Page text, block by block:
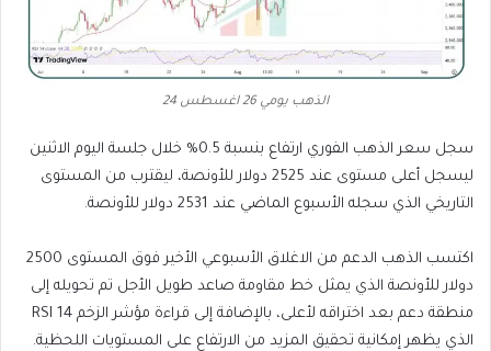
الذهب يومي 26 اغسطس 24
سجل سعر الذهب الفوري ارتفاع بنسبة 0.5% خلال جلسة اليوم الاثنين
ليسجل أعلى مستوى عند 2525 دولار للأونصة، ليقترب من المستوى
التاريخي الذي سجله الأسبوع الماضي عند 2531 دولار للأونصة.
اكتسب الذهب الدعم من الاغلاق الأسبوعي الأخير فوق المستوى 2500
دولار للأونصة الذي يمثل خط مقاومة صاعد طويل الأجل تم تحويله إلى
منطقة دعم بعد اختراقه لأعلى، بالإضافة إلى قراءة مؤشر الزخم RSI 14
الذي يظهر إمكانية تحقيق المزيد من الارتفاع على المستويات اللحظية.